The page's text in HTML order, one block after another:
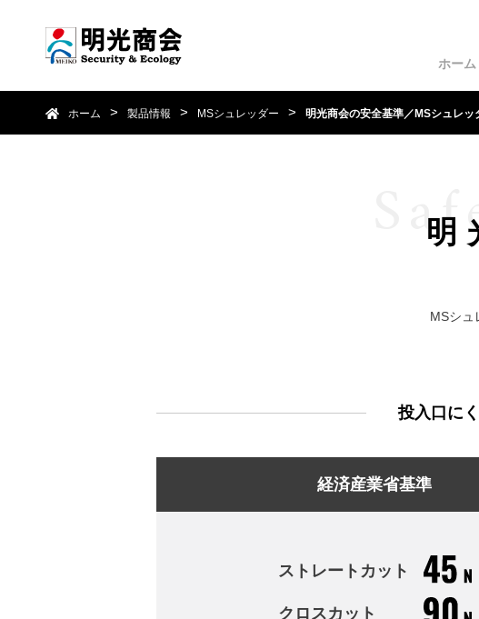
ホーム
ホーム 製品情報 MSシュレッダー 明光商会の安全基準／MSシュレ
明
MSシュ
投入口に
経済産業省基準
ストレートカット
クロスカット